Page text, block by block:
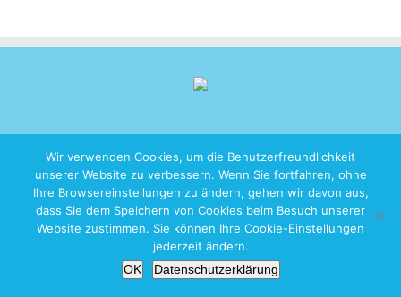
Copyright 2026 iZen Designs | All Rights Reserved | Imprint|Privacy
Wir verwenden Cookies, um die Benutzerfreundlichkeit
unserer Website zu verbessern. Wenn Sie fortfahren, ohne
Ihre Browsereinstellungen zu ändern, gehen wir davon aus,
dass Sie dem Speichern von Cookies beim Besuch unserer
Website zustimmen. Sie können Ihre Cookie-Einstellungen
jederzeit ändern.
OK
Datenschutzerklärung